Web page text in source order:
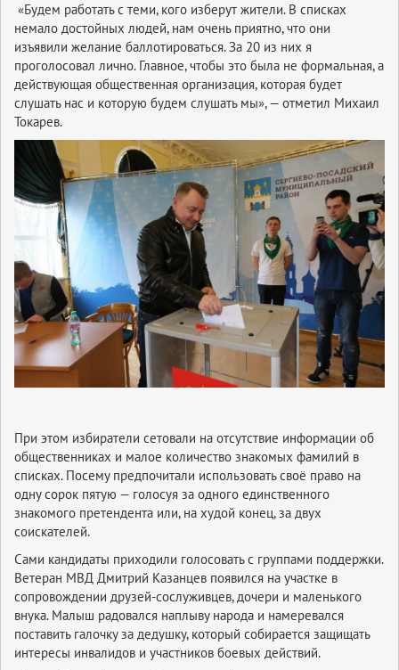
«Будем работать с теми, кого изберут жители. В списках
немало достойных людей, нам очень приятно, что они
изъявили желание баллотироваться. За 20 из них я
проголосовал лично. Главное, чтобы это была не формальная, а
действующая общественная организация, которая будет
слушать нас и которую будем слушать мы», — отметил Михаил
Токарев.
При этом избиратели сетовали на отсутствие информации об
общественниках и малое количество знакомых фамилий в
списках. Посему предпочитали использовать своё право на
одну сорок пятую — голосуя за одного единственного
знакомого претендента или, на худой конец, за двух
соискателей.
Сами кандидаты приходили голосовать с группами поддержки.
Ветеран МВД Дмитрий Казанцев появился на участке в
сопровождении друзей-сослуживцев, дочери и маленького
внука. Малыш радовался наплыву народа и намеревался
поставить галочку за дедушку, который собирается защищать
интересы инвалидов и участников боевых действий.